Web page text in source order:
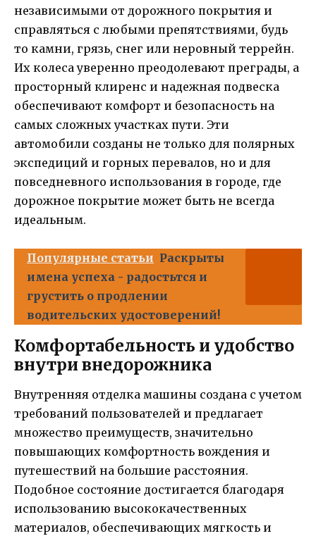
независимыми от дорожного покрытия и
справляться с любыми препятствиями, будь
то камни, грязь, снег или неровный террейн.
Их колеса уверенно преодолевают преграды, а
просторный клиренс и надежная подвеска
обеспечивают комфорт и безопасность на
самых сложных участках пути. Эти
автомобили созданы не только для полярных
экспедиций и горных перевалов, но и для
повседневного использования в городе, где
дорожное покрытие может быть не всегда
идеальным.
Популярные статьи Раскрыты
имена успеха - радостьтся и
грустить о продлении
водительских удостоверений!
Комфортабельность и удобство
внутри внедорожника
Внутренняя отделка машины создана с учетом
требований пользователей и предлагает
множество преимуществ, значительно
повышающих комфортность вождения и
путешествий на большие расстояния.
Подобное состояние достигается благодаря
использованию высококачественных
материалов, обеспечивающих мягкость и